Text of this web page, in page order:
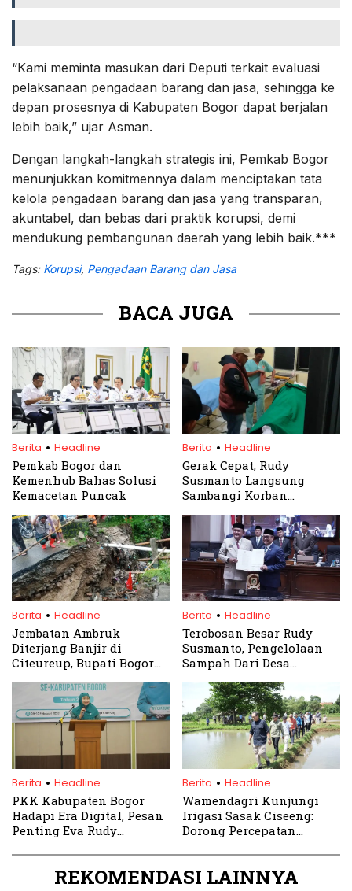
“Kami meminta masukan dari Deputi terkait evaluasi
pelaksanaan pengadaan barang dan jasa, sehingga ke
depan prosesnya di Kabupaten Bogor dapat berjalan
lebih baik,” ujar Asman.
Dengan langkah-langkah strategis ini, Pemkab Bogor
menunjukkan komitmennya dalam menciptakan tata
kelola pengadaan barang dan jasa yang transparan,
akuntabel, dan bebas dari praktik korupsi, demi
mendukung pembangunan daerah yang lebih baik.***
Tags: Korupsi, Pengadaan Barang dan Jasa
BACA JUGA
Berita . Headline
Pemkab Bogor dan
Kemenhub Bahas Solusi
Kemacetan Puncak
Berita . Headline
Gerak Cepat, Rudy
Susmanto Langsung
Sambangi Korban
Minta Tanggap Darurat
Cepat
Berita . Headline
Jembatan Ambruk
Diterjang Banjir di
Citeureup, Bupati Bogor
Penanganan Cepat
Berita . Headline
Terobosan Besar Rudy
Susmanto, Pengelolaan
Sampah Dari Desa
Berita . Headline
PKK Kabupaten Bogor
Hadapi Era Digital, Pesan
Penting Eva Rudy
Pengurus
Berita . Headline
Wamendagri Kunjungi
Irigasi Sasak Ciseeng:
Dorong Percepatan
REKOMENDASI LAINNYA